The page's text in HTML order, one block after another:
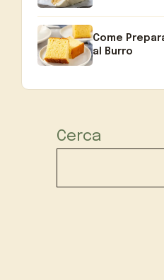
Come
al Burro
Cerca